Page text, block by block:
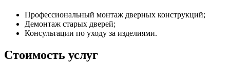
Профессиональный монтаж дверных конструкций;
Демонтаж старых дверей;
Консультации по уходу за изделиями.
Стоимость услуг